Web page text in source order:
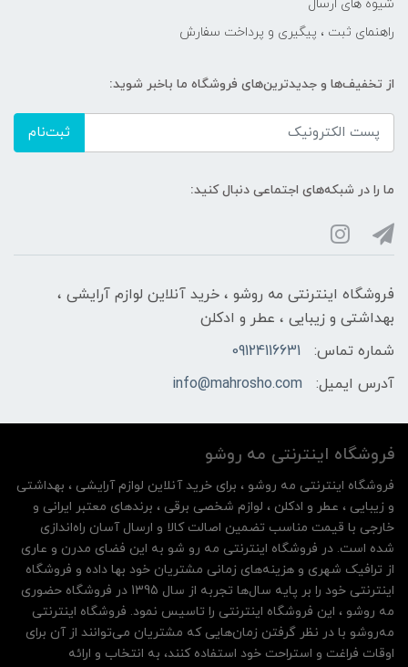
شیوه های ارسال
راهنمای ثبت ، پیگیری و پرداخت سفارش
از تخفیف‌ها و جدیدترین‌های فروشگاه ما باخبر شوید:
ثبت‌نام
ما را در شبکه‌های اجتماعی دنبال کنید:
فروشگاه اینترنتی مه‌ رو‌شو ، خرید آنلاین لوازم آرایشی ،
بهداشتی و زیبایی ، عطر و ادکلن
شماره تماس:
09124116631
آدرس ایمیل:
info@mahrosho.com
فروشگاه اینترنتی مه‌ رو‌شو
فروشگاه اینترنتی مه‌ رو‌شو ، برای خرید آنلاین لوازم آرایشی ، بهداشتی
و زیبایی ، عطر و ادکلن ، لوازم شخصی برقی ، برندهای معتبر ایرانی و
خارجی با قیمت مناسب تضمین اصالت کالا و ارسال آسان راه‌اندازی
شده است. در فروشگاه اینترنتی مه رو شو به این فضای مدرن و عاری
از ترافیک شهری و هزینه‌های زمانی مشتریان خود بها داده و فروشگاه
اینترنتی خود را بر پایه سال‌ها تجربه از سال 1395 در فروشگاه حضوری
مه روشو ، این فروشگاه اینترنتی را تاسیس نمود. فروشگاه اینترنتی
مه‌رو‌شو با در نظر گرفتن زمان‌هایی که مشتریان می‌توانند از آن‌ برای
اوقات فراغت و استراحت خود استفاده کنند، به انتخاب و ارائه